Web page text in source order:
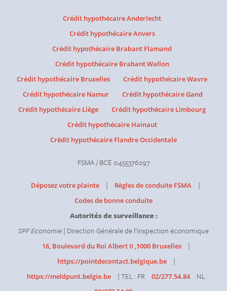
Crédit hypothécaire Anderlecht
Crédit hypothécaire Anvers
Crédit hypothécaire Brabant Flamand
Crédit hypothécaire Brabant Wallon
Crédit hypothécaire Bruxelles
Crédit hypothécaire Wavre
Crédit hypothécaire Namur
Crédit hypothécaire Gand
Crédit hypothécaire Liège
Crédit hypothécaire Limbourg
Crédit hypothécaire Hainaut
Crédit hypothécaire Flandre Occidentale
FSMA / BCE 0455376297
Déposez votre plainte | Règles de conduite FSMA |
Codes de bonne conduite
Autorités de surveillance :
SPF Economie| Direction Générale de l’inspection économique
16, Boulevard du Roi Albert II ,1000 Bruxelles |
https://pointdecontact.belgique.be |
https://meldpunt.belgie.be | TEL : FR 02/277.54.84 NL